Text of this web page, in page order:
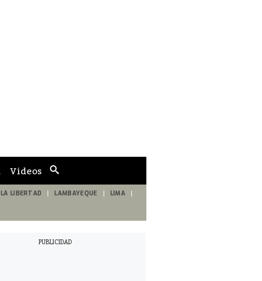
de
búsqueda
Videos
LA LIBERTAD LAMBAYEQUE LIMA